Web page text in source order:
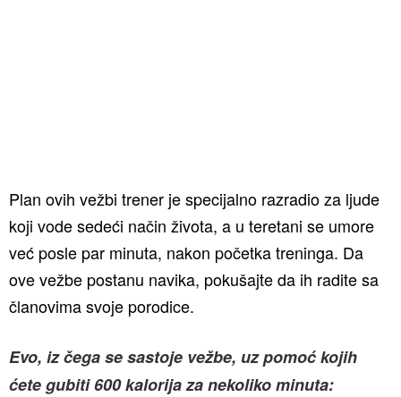
Plan ovih vežbi trener je specijalno razradio za ljude
koji vode sedeći način života, a u teretani se umore
već posle par minuta, nakon početka treninga. Da
ove vežbe postanu navika, pokušajte da ih radite sa
članovima svoje porodice.
Evo, iz čega se sastoje vežbe, uz pomoć kojih
ćete gubiti 600 kalorija za nekoliko minuta: